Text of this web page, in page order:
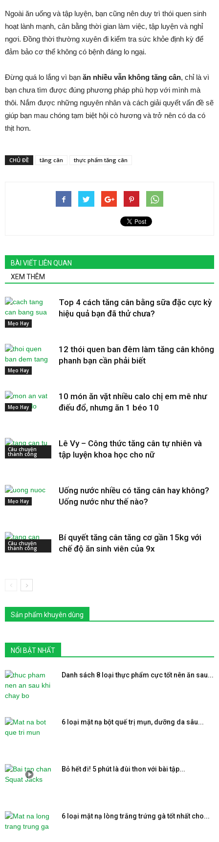
Ngoài ăn uống và tập luyện, bạn cũng nên duy trì thói quen sinh
hoạt lành mạnh, cân bằng thời gian làm việc, tập luyện và nghỉ
ngơi. Đồng thời thường xuyên đi kiểm tra sức khỏe định kỳ để
đảm bảo cơ thể không có bệnh đáng lo ngại.
Đừng quá lo lắng vì bạn ăn nhiều vẫn không tăng cân, chỉ là vì
bạn chưa tìm được đúng phương pháp phù hợp với mình mà
thôi. Nắm được những nguyên nhân và cách giải quyết vấn đề sẽ
giúp bạn mau chóng tạm biệt hội cò hương và trở nên có da có
thịt hơn.
CHỦ ĐỀ tăng cân thực phẩm tăng cân
BÀI VIẾT LIÊN QUAN
XEM THÊM
Mẹo Hay
Top 4 cách tăng cân bằng sữa đặc cực kỳ
hiệu quả bạn đã thử chưa?
Mẹo Hay
12 thói quen ban đêm làm tăng cân không
phanh bạn cần phải biết
Mẹo Hay
10 món ăn vặt nhiều calo chị em mê như
điếu đổ, nhưng ăn 1 béo 10
Câu chuyện
thành công
Lê Vy – Công thức tăng cân tự nhiên và
tập luyện khoa học cho nữ
Mẹo Hay
Uống nước nhiều có tăng cân hay không?
Uống nước như thế nào?
Câu chuyện
thành công
Bí quyết tăng cân tăng cơ gần 15kg với
chế độ ăn sinh viên của 9x
Sản phẩm khuyên dùng
NỔI BẬT NHẤT
Danh sách 8 loại thực phẩm cực tốt nên ăn sau...
6 loại mặt nạ bột quế trị mụn, dưỡng da sâu...
Bỏ hết đi! 5 phút là đùi thon với bài tập...
6 loại mặt nạ lòng trắng trứng gà tốt nhất cho...